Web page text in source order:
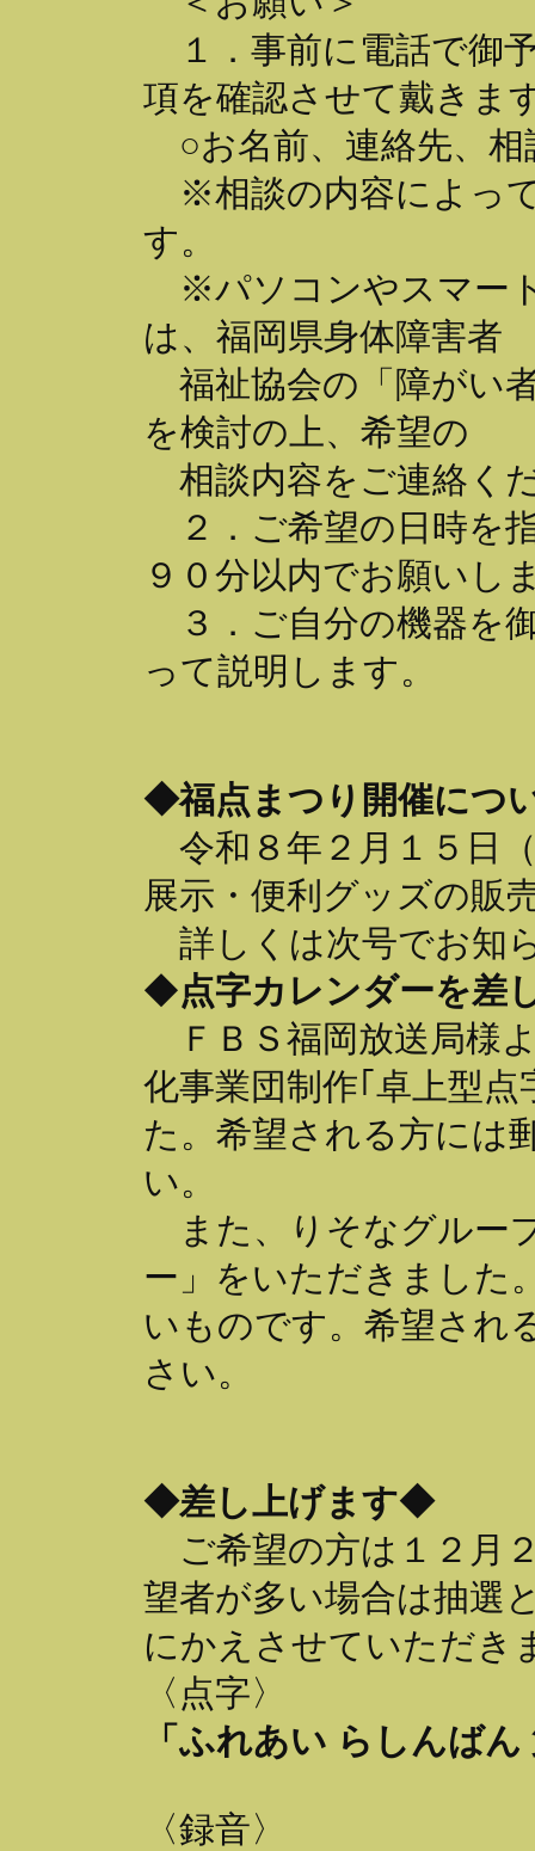
１．事前に電話で御
項を確認させて戴きま
○お名前、連絡先、相
※相談の内容によっ
す。
※パソコンやスマー
は、福岡県身体障害者
福祉協会の「障がい
を検討の上、希望の
相談内容をご連絡く
２．ご希望の日時を
９０分以内でお願いし
３．ご自分の機器を
って説明します。
◆福点まつり開催につ
令和８年２月１５日
展示・便利グッズの販
詳しくは次号でお知
◆点字カレンダーを差
ＦＢＳ福岡放送局様
化事業団制作｢卓上型
た。希望される方には
い。
また、りそなグルー
ー」をいただきました
いものです。希望され
さい。
◆差し上げます◆
ご希望の方は１２月
望者が多い場合は抽選
にかえさせていただき
〈点字〉
「ふれあい らしんば
〈録音〉